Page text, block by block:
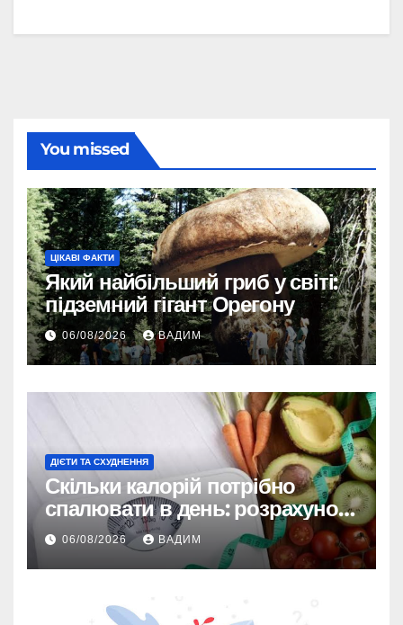
You missed
ЦІКАВІ ФАКТИ
Який найбільший гриб у світі:
підземний гігант Орегону
06/08/2026 ВАДИМ
ДІЄТИ ТА СХУДНЕННЯ
Скільки калорій потрібно
спалювати в день: розрахунок
TDEE і безпечні норми
06/08/2026 ВАДИМ